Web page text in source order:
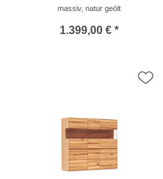
massiv, natur geölt
1.399,00 € *